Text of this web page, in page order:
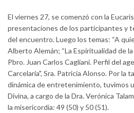
El viernes 27, se comenzó con la
presentaciones de los participantes y
del encuentro. Luego los temas: “A
Alberto Alemán; “La Espiritualidad de la
Pbro. Juan Carlos Cagliani. Perfil del
Carcelaria", Sra. Patricia Alonso. Por la
dinámica de entretenimiento, tuvimos
Divina, a cargo de la Dra. Verónica
la misericordia: 49 (50) y 50 (51).